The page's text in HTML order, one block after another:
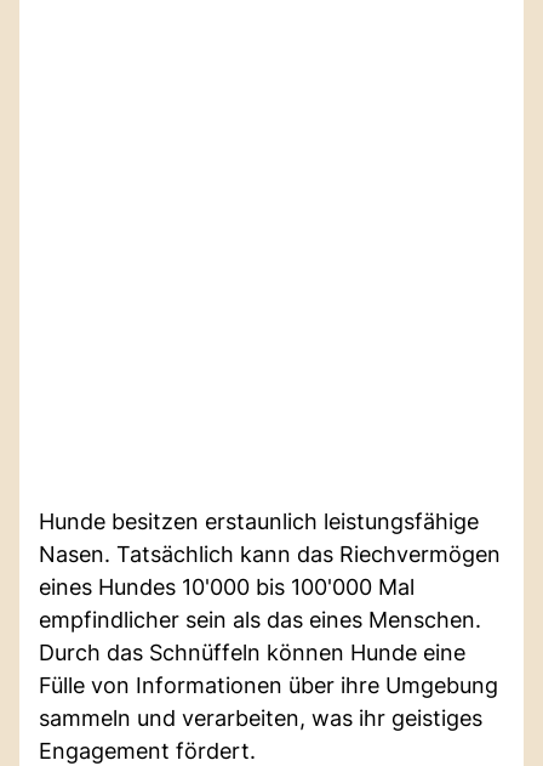
Hunde besitzen erstaunlich leistungsfähige
Nasen. Tatsächlich kann das Riechvermögen
eines Hundes 10'000 bis 100'000 Mal
empfindlicher sein als das eines Menschen.
Durch das Schnüffeln können Hunde eine
Fülle von Informationen über ihre Umgebung
sammeln und verarbeiten, was ihr geistiges
Engagement fördert.